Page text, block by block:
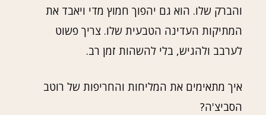
והברק שלו. הוא גם יהפוך חמוץ מדי ויאבד את
המתיקות העדינה הטבעית שלו. צריך פשוט
לערבב ולהגיש, בלי להשהות זמן רב.
איך מתאימים את המליחות והחריפות של רוטב
הסביצ'ה?